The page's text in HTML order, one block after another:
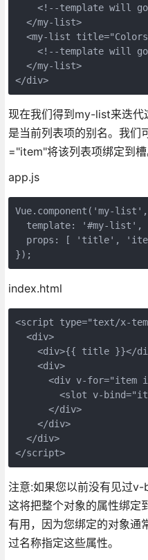
<!--template will
  </my-list>
<my-list
<!--template will
  </my-list>
</div>
现在我们得到my-list来迭
是当前列表项的别名。我
="item"将该列表项绑定到槽
app.js
Vue.component('my-
  template: '#my-list',
props: [ 'title',
});
index.html
<script type="text/x-
  <div>
<div>{{ title }}</
    <div>
<div v-for="item
<slot v-
      </div>
    </div>
  </div>
</script>
注意:如果您以前没有见过v-
这将把整个对象的属性绑定
有用，因为您绑定的对象通
过名称指定这些属性。